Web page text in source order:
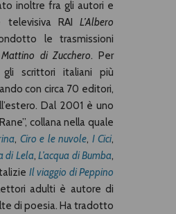
inoltre fra gli autori e
televisiva RAI L’Albero
le trasmissioni
di Zucchero. Per
scrittori italiani più
con circa 70 editori,
Dal 2001 è uno
collana nella quale
, Ciro e le nuvole, I Cici,
di Lela, L’acqua di Bumba,
Il viaggio di Peppino
adulti è autore di
di poesia. Ha tradotto